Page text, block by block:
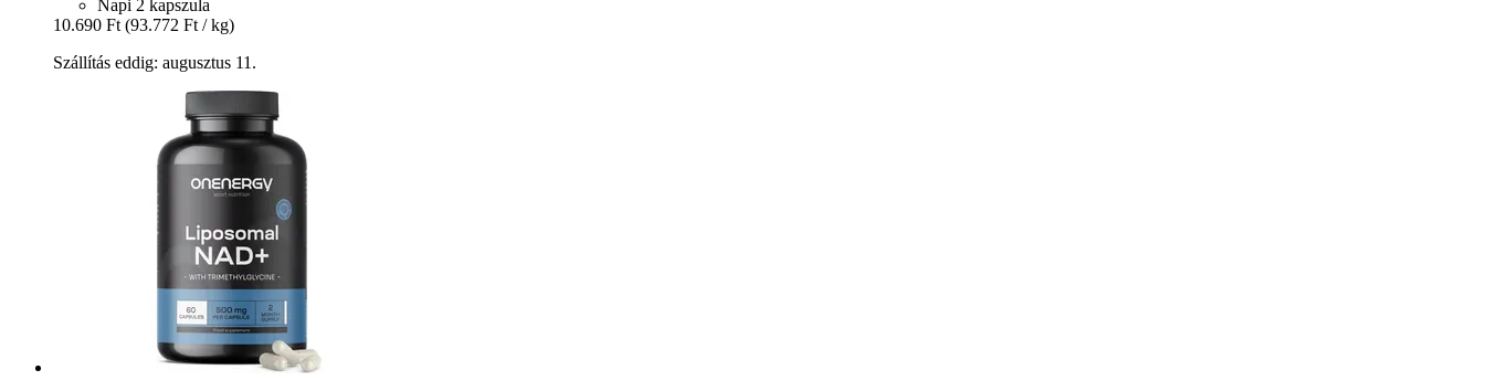
Napi 2 kapszula
10.690 Ft (93.772 Ft / kg)
Szállítás eddig: augusztus 11.